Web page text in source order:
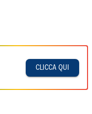
CLICCA QUI